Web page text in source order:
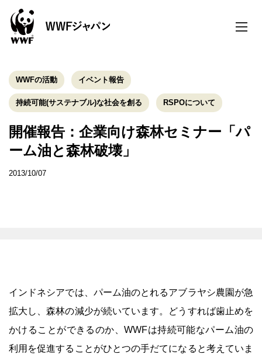
toggle
WWFの活動 イベント報告
持続可能(サステナブル)な社会を創る RSPOについて
開催報告：企業向け森林セミナー「パ
ーム油と森林破壊」
2013/10/07
インドネシアでは、パーム油のとれるアブラヤシ農園が急
拡大し、森林の減少が続いています。どうすれば歯止めを
かけることができるのか、WWFは持続可能なパーム油の
利用を促進することがひとつの手だてになると考えていま